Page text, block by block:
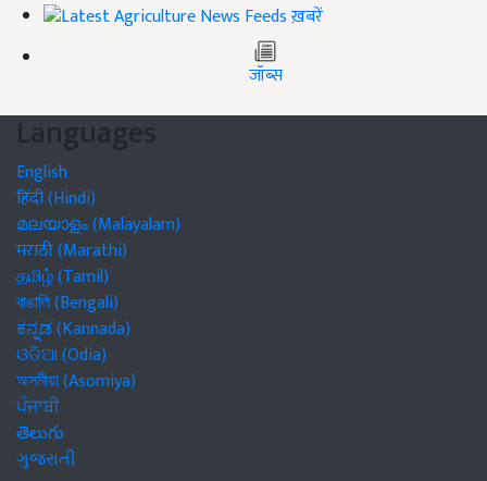
ख़बरें
जॉब्स
Languages
English
हिंदी (Hindi)
മലയാളം (Malayalam)
मराठी (Marathi)
தமிழ் (Tamil)
বাঙালি (Bengali)
ಕನ್ನಡ (Kannada)
ଓଡିଆ (Odia)
অসমীয়া (Asomiya)
ਪੰਜਾਬੀ
తెలుగు
ગુજરાતી